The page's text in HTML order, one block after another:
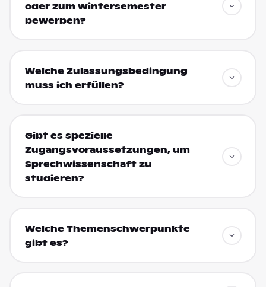
oder zum Wintersemester
bewerben?
Welche Zulassungsbedingung
muss ich erfüllen?
Gibt es spezielle
Zugangsvoraussetzungen, um
Sprechwissenschaft zu
studieren?
Welche Themenschwerpunkte
gibt es?